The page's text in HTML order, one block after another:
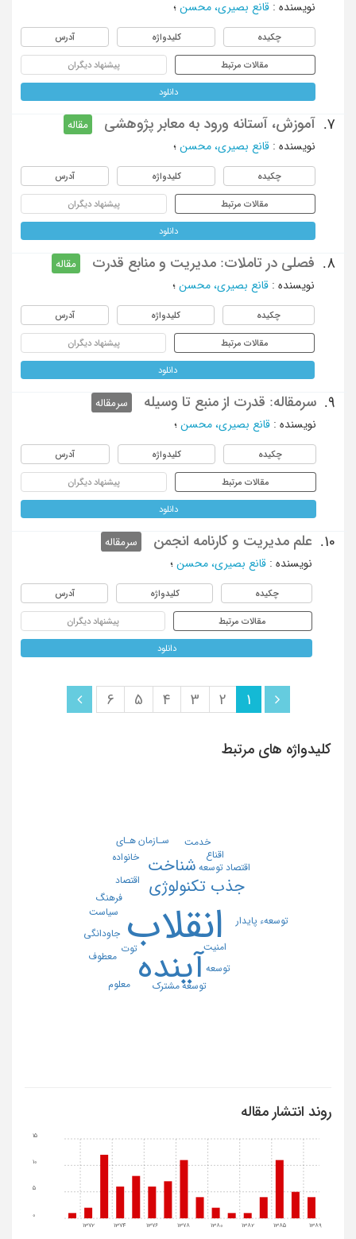
نویسنده : قانع بصیری، محسن ؛
چکیده کلیدواژه آدرس
مقالات مرتبط پیشنهاد دیگران
دانلود
7. آموزش، آستانه ورود به معابر پژوهشی
مقاله
نویسنده : قانع بصیری، محسن ؛
چکیده کلیدواژه آدرس
مقالات مرتبط پیشنهاد دیگران
دانلود
8. فصلی در تاملات: مدیریت و منابع قدرت
مقاله
نویسنده : قانع بصیری، محسن ؛
چکیده کلیدواژه آدرس
مقالات مرتبط پیشنهاد دیگران
دانلود
9. سرمقاله: قدرت از منبع تا وسیله
سرمقاله
نویسنده : قانع بصیری، محسن ؛
چکیده کلیدواژه آدرس
مقالات مرتبط پیشنهاد دیگران
دانلود
10. علم مدیریت و کارنامه انجمن
سرمقاله
نویسنده : قانع بصیری، محسن ؛
چکیده کلیدواژه آدرس
مقالات مرتبط پیشنهاد دیگران
دانلود
1
2
3
4
5
6
کلیدواژه های مرتبط
انقلاب
آینده
جذب تکنولوژی
شناخت
اقتصاد
اقتصاد توسعه
امنیت
توسعه
توسعه مشترک
توسعهء پایدار
سیاست
فرهنگ
اقناع
توت
جاودانگی
خانواده
خدمت سـازمان هـای
معطوف
معلوم
روند انتشار مقاله
1372 1374 1376 1378 1380 1382 1385 1389
0
5
10
15